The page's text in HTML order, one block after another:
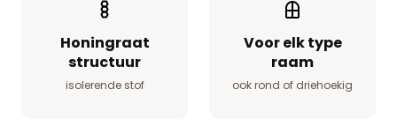
Honingraat
structuur
isolerende stof
Voor elk type
raam
ook rond of driehoekig